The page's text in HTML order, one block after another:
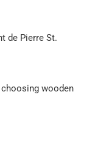
de Pierre St.
wooden